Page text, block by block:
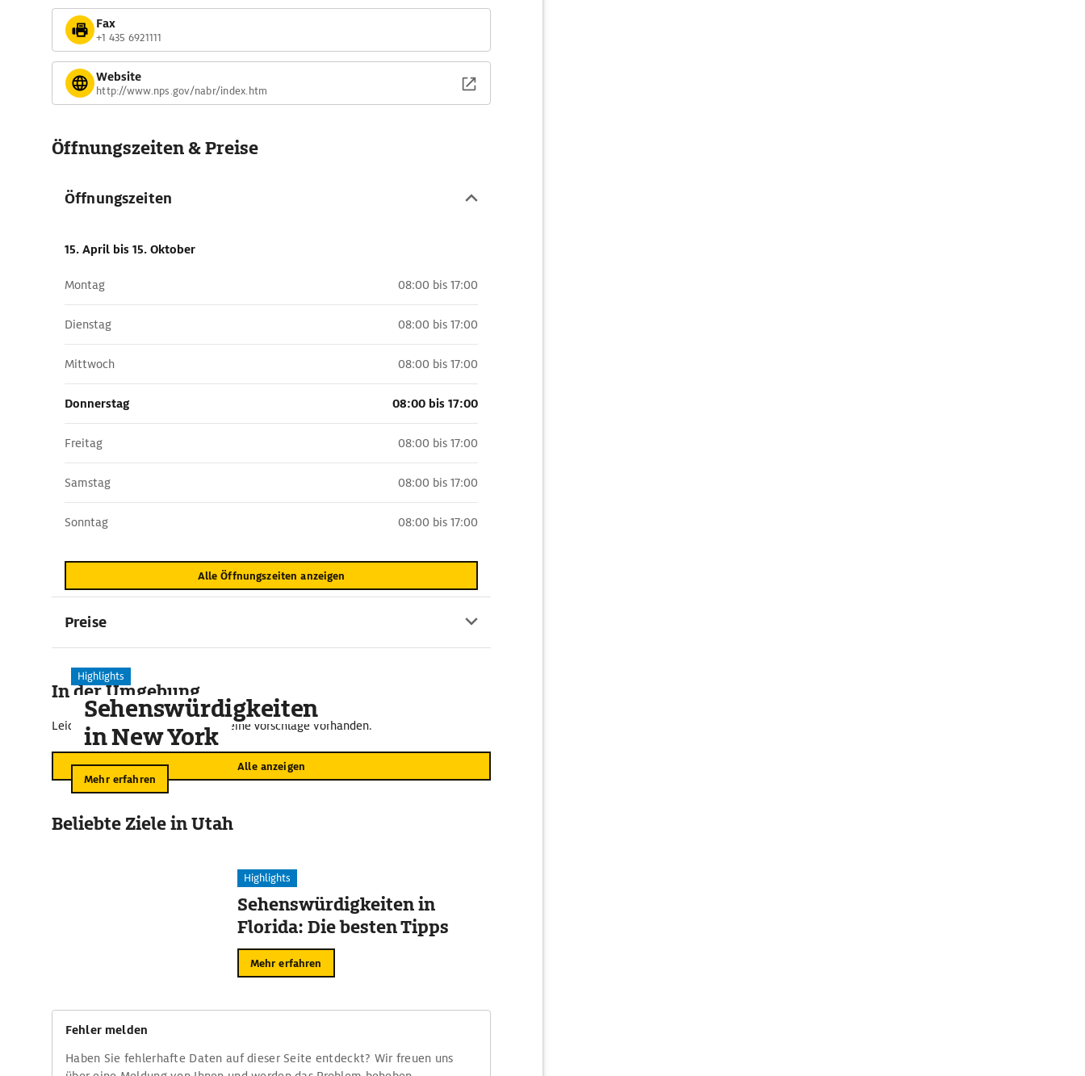
Fax
+1 435 6921111
Website
http://www.nps.gov/nabr/index.htm
Öffnungszeiten & Preise
Öffnungszeiten
15. April bis 15. Oktober
Montag 08:00 bis 17:00
Dienstag 08:00 bis 17:00
Mittwoch 08:00 bis 17:00
Donnerstag 08:00 bis 17:00
Freitag 08:00 bis 17:00
Samstag 08:00 bis 17:00
Sonntag 08:00 bis 17:00
Alle Öffnungszeiten anzeigen
Preise
In der Umgebung
Leider sind im näheren Umkreis keine Vorschläge vorhanden.
Alle anzeigen
Highlights
Sehenswürdigkeiten
in New York
Mehr erfahren
Beliebte Ziele in Utah
Highlights
Sehenswürdigkeiten in
Florida: Die besten Tipps
Mehr erfahren
Fehler melden
Haben Sie fehlerhafte Daten auf dieser Seite entdeckt? Wir freuen uns